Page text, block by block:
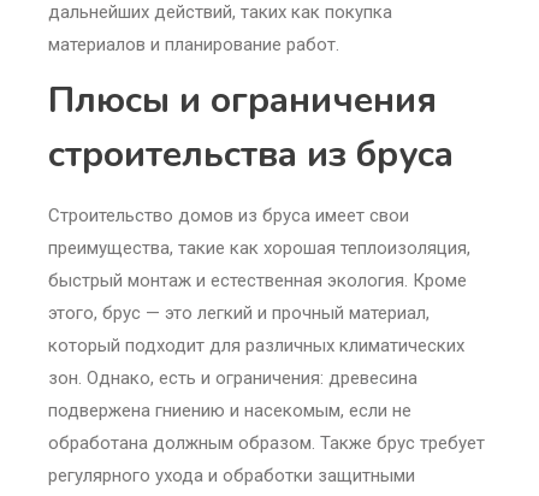
дальнейших действий, таких как покупка
материалов и планирование работ.
Плюсы и ограничения
строительства из бруса
Строительство домов из бруса имеет свои
преимущества, такие как хорошая теплоизоляция,
быстрый монтаж и естественная экология. Кроме
этого, брус — это легкий и прочный материал,
который подходит для различных климатических
зон. Однако, есть и ограничения: древесина
подвержена гниению и насекомым, если не
обработана должным образом. Также брус требует
регулярного ухода и обработки защитными